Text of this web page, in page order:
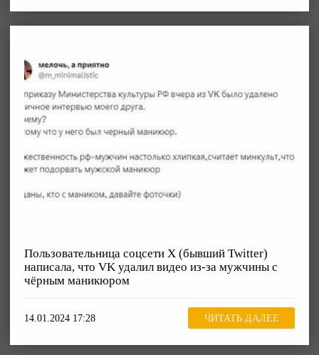
Пользовательница соцсети Х (бывший Twitter)
написала, что VK удалил видео из-за мужчины с
чёрным маникюром
14.01.2024 17:28 ЧИТАТЬ ДАЛЕЕ